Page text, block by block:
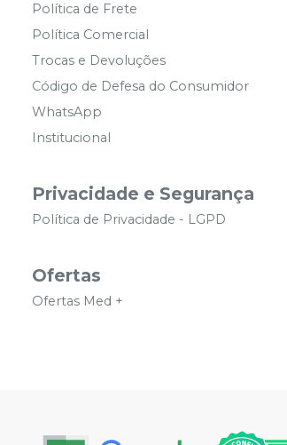
Política de Frete
Política Comercial
Trocas e Devoluções
Código de Defesa do Consumidor
WhatsApp
Institucional
Privacidade e Segurança
Política de Privacidade - LGPD
Ofertas
Ofertas Med +